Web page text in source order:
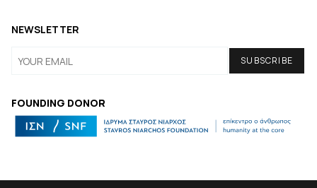
FOUNDING DONOR
NEWSLETTER